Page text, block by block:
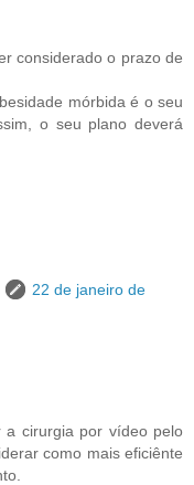
considerado o prazo de
mórbida é o seu
o seu plano deverá
22 de janeiro de
a cirurgia por vídeo pelo
como mais eficiênte